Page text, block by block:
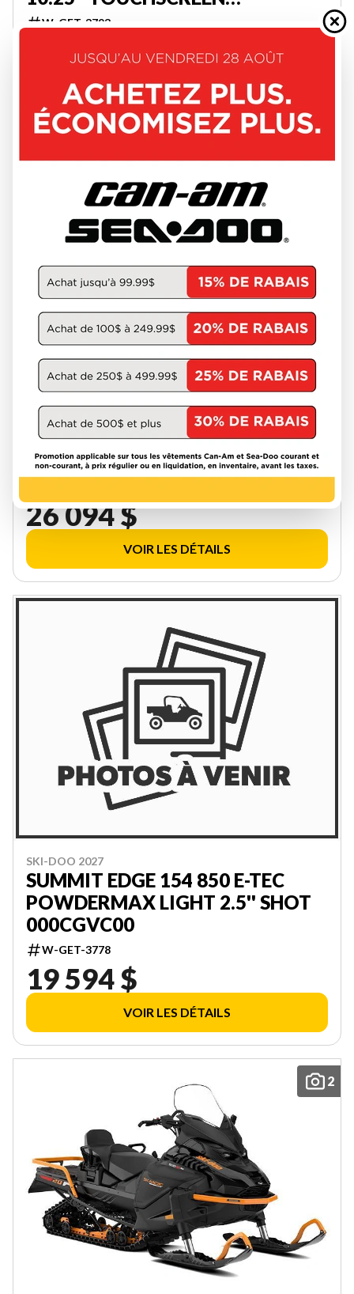
000DAVM00
W-GET-3793
25 994 $
VOIR LES DÉTAILS
EXPEDITION SE 900 ACE TURBO
R COBRA 1.8'' E.S. W/ 10.25''
TOUCHSCREEN 000AYVB00
26 094 $
VOIR LES DÉTAILS
SKI-DOO 2027
SUMMIT EDGE 154 850 E-TEC
POWDERMAX LIGHT 2.5'' SHOT
000CGVC00
W-GET-3778
19 594 $
VOIR LES DÉTAILS
2